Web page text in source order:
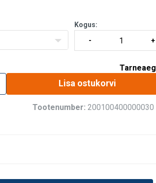
Kogus:
Tarneaeg
Lisa ostukorvi
Tootenumber: 200100400000030